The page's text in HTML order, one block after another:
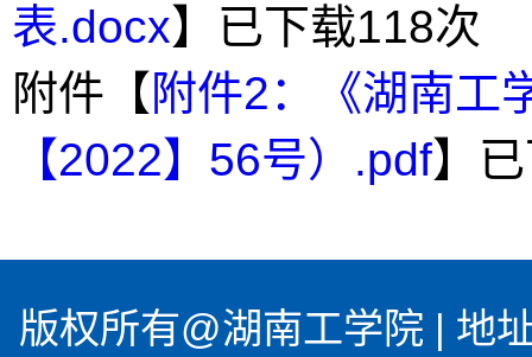
表.docx】已下载118次
附件【 附件2：《湖南工
【2022】56号）.pdf】
版权所有@湖南工学院 | 地